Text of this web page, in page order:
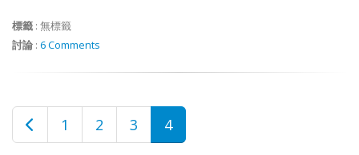
標籤 : 無標籤
討論 : 6 Comments
1 2 3 4